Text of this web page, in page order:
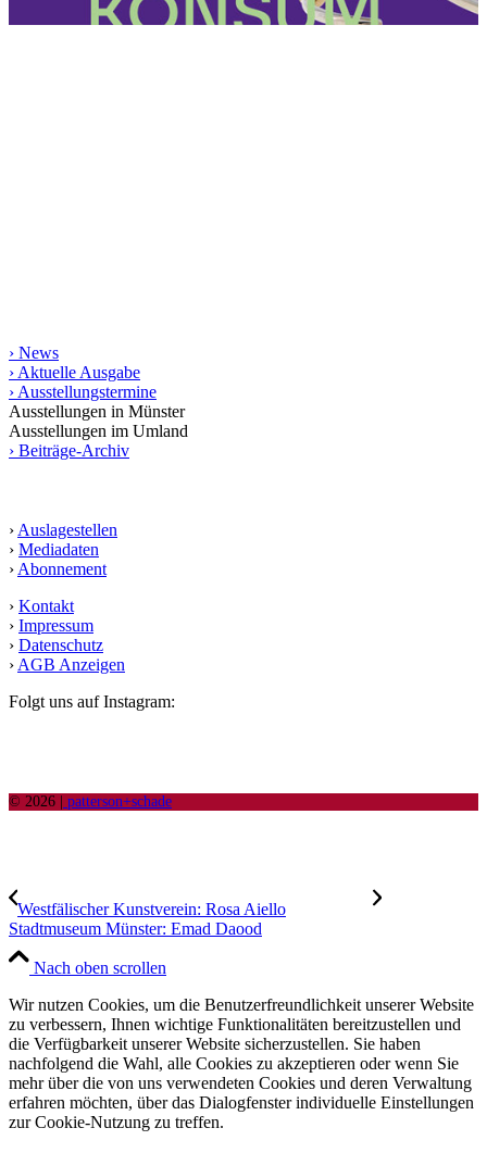
› News
› Aktuelle Ausgabe
› Ausstellungstermine
Ausstellungen in Münster
Ausstellungen im Umland
› Beiträge-Archiv
› Auslagestellen
› Mediadaten
› Abonnement
› Kontakt
› Impressum
› Datenschutz
› AGB Anzeigen
Folgt uns auf Instagram:
© 2026 | patterson+schade
Westfälischer Kunstverein: Rosa Aiello
Stadtmuseum Münster: Emad Daood
Nach oben scrollen
Wir nutzen Cookies, um die Benutzerfreundlichkeit unserer Website
zu verbessern, Ihnen wichtige Funktionalitäten bereitzustellen und
die Verfügbarkeit unserer Website sicherzustellen. Sie haben
nachfolgend die Wahl, alle Cookies zu akzeptieren oder wenn Sie
mehr über die von uns verwendeten Cookies und deren Verwaltung
erfahren möchten, über das Dialogfenster individuelle Einstellungen
zur Cookie-Nutzung zu treffen.